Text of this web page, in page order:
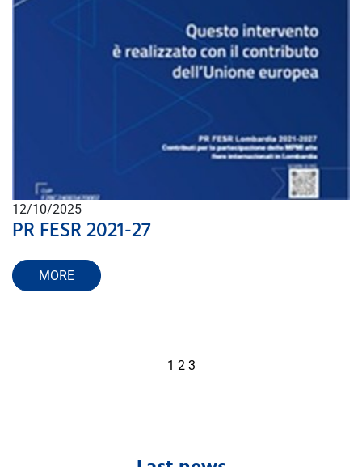
12/10/2025
PR FESR 2021-27
MORE
1 2 3